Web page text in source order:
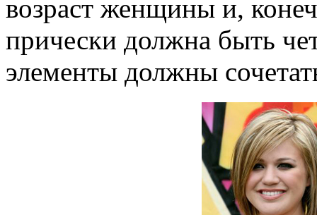
возраст женщины и,
прически должна быть
элементы должны